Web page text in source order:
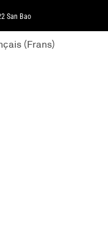
San Bao
(Frans)